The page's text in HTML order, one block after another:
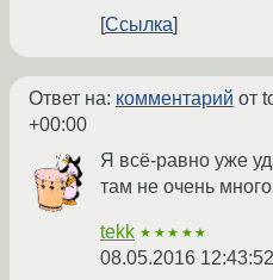
Ссылка
Ответ на: комментарий от
+00:00
Я всё-равно уже
там не очень
tekk ★★★★★
08.05.2016